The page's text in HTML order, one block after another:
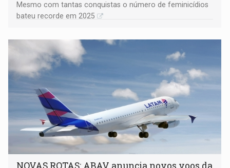
Mesmo com tantas conquistas o número de feminicídios
bateu recorde em 2025